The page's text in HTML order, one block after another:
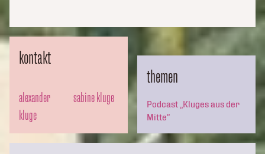
kontakt
alexander
kluge
sabine kluge
themen
Podcast „Kluges aus der
Mitte”